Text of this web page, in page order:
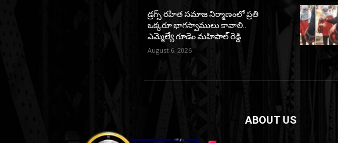
డ్రగ్స్ రహిత సమాజ నిర్మాణంలో ప్రతి
ఒక్కరూ భాగస్వాములు కావాలి..
ఎమ్మెల్యే గూడెం మహిపాల్ రెడ్డి
August 6, 2026
ABOUT US